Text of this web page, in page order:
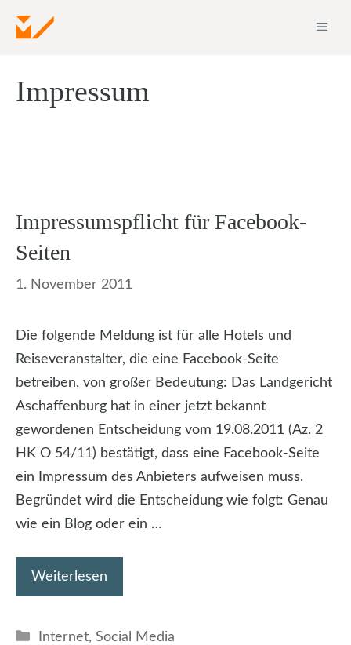
Inhalt
Impressum
Impressumspflicht für Facebook-
Seiten
1. November 2011
Die folgende Meldung ist für alle Hotels und
Reiseveranstalter, die eine Facebook-Seite
betreiben, von großer Bedeutung: Das Landgericht
Aschaffenburg hat in einer jetzt bekannt
gewordenen Entscheidung vom 19.08.2011 (Az. 2
HK O 54/11) bestätigt, dass eine Facebook-Seite
ein Impressum des Anbieters aufweisen muss.
Begründet wird die Entscheidung wie folgt: Genau
wie ein Blog oder ein …
Weiterlesen
Kategorien
Internet, Social Media